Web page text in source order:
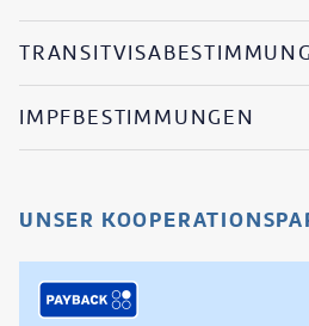
IMPFBESTIMMUNGEN
UNSER